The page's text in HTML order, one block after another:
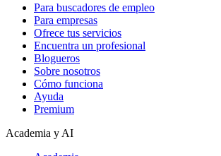
Para buscadores de empleo
Para empresas
Ofrece tus servicios
Encuentra un profesional
Blogueros
Sobre nosotros
Cómo funciona
Ayuda
Premium
Academia y AI